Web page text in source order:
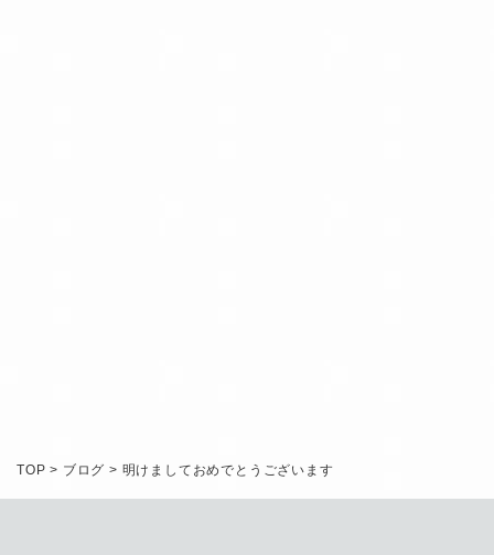
TOP > ブログ > 明けましておめでとうございます